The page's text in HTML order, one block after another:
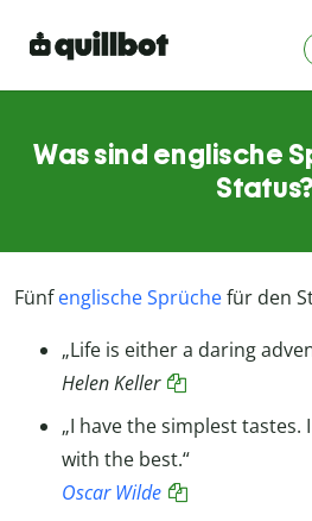
Was sind englische
Status?
Fünfenglische Sprüchefür den
„Life is either a daring
Helen Keller
„I have the simplest tastes.
with the best.“
Oscar Wilde